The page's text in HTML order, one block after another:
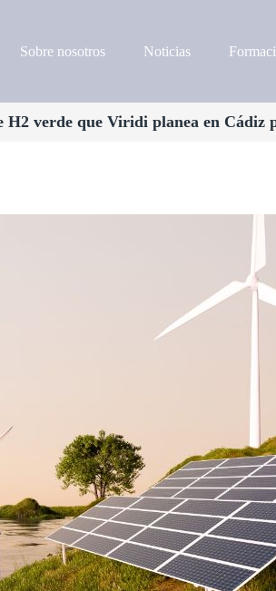
Sobre nosotros Noticias
verde que Viridi planea en Cádiz